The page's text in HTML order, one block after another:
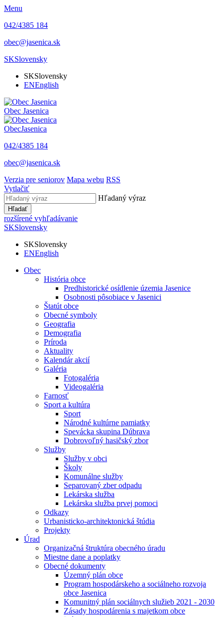
Menu
042/4385 184
obec@jasenica.sk
SKSlovensky
SKSlovensky
ENEnglish
Obec Jasenica
ObecJasenica
042/4385 184
obec@jasenica.sk
Verzia pre seniorov Mapa webu RSS
Vytlačiť
Hľadaný výraz
Hľadať
rozšírené vyhľadávanie
SKSlovensky
SKSlovensky
ENEnglish
Obec
História obce
Predhistorické osídlenie územia Jasenice
Osobnosti pôsobiace v Jasenici
Štatút obce
Obecné symboly
Geografia
Demografia
Príroda
Aktuality
Kalendár akcií
Galéria
Fotogaléria
Videogaléria
Farnosť
Sport a kultúra
Sport
Národné kultúrne pamiatky
Spevácka skupina Dúbrava
Dobrovoľný hasičský zbor
Služby
Služby v obci
Školy
Komunálne služby
Separovaný zber odpadu
Lekárska služba
Lekárska služba prvej pomoci
Odkazy
Urbanisticko-architektonická štúdia
Projekty
Úrad
Organizačná štruktúra obecného úradu
Miestne dane a poplatky
Obecné dokumenty
Územný plán obce
Program hospodárskeho a sociálneho rozvoja
obce Jasenica
Komunitný plán sociálnych služieb 2021 - 2030
Zásady hospodárenia s majetkom obce